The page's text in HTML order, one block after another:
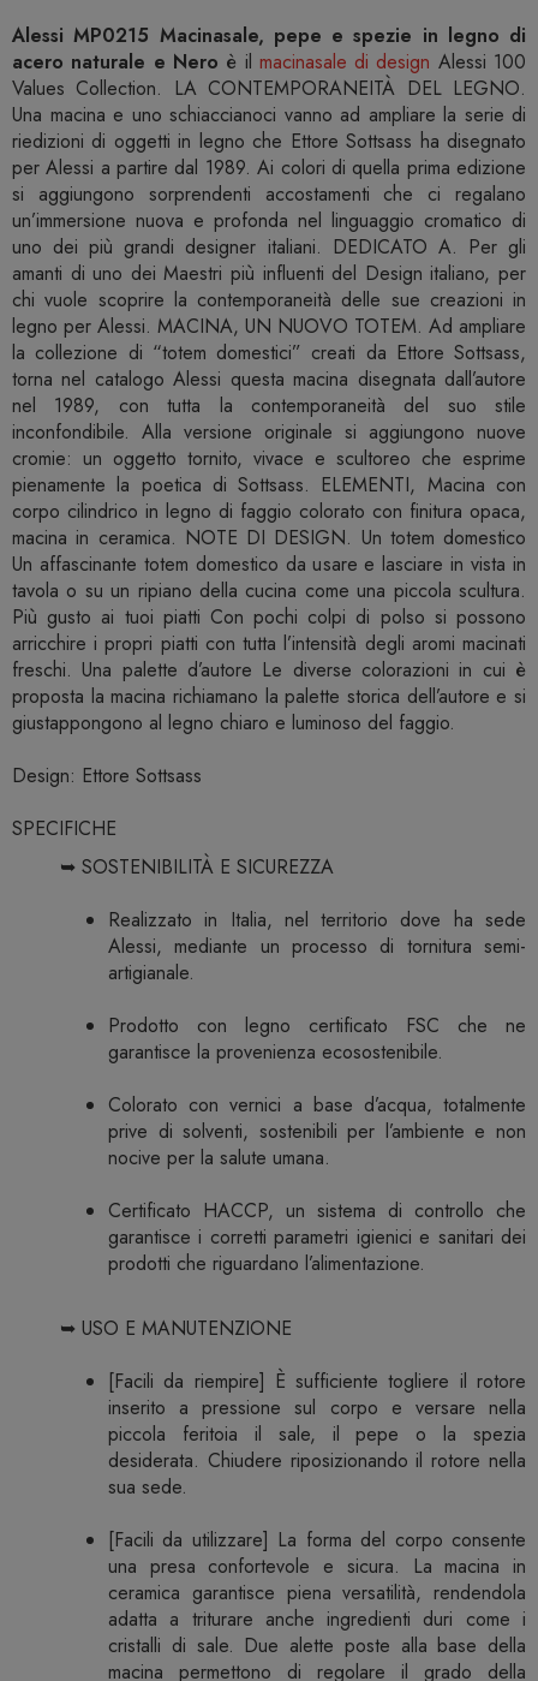
Alessi MP0215 Macinasale, pepe e spezie in legno di
acero naturale e Nero è il macinasale di design Alessi 100
Values Collection. LA CONTEMPORANEITÀ DEL LEGNO.
Una macina e uno schiaccianoci vanno ad ampliare la serie di
riedizioni di oggetti in legno che Ettore Sottsass ha disegnato
per Alessi a partire dal 1989. Ai colori di quella prima edizione
si aggiungono sorprendenti accostamenti che ci regalano
un’immersione nuova e profonda nel linguaggio cromatico di
uno dei più grandi designer italiani. DEDICATO A. Per gli
amanti di uno dei Maestri più influenti del Design italiano, per
chi vuole scoprire la contemporaneità delle sue creazioni in
legno per Alessi. MACINA, UN NUOVO TOTEM. Ad ampliare
la collezione di “totem domestici” creati da Ettore Sottsass,
torna nel catalogo Alessi questa macina disegnata dall’autore
nel 1989, con tutta la contemporaneità del suo stile
inconfondibile. Alla versione originale si aggiungono nuove
cromie: un oggetto tornito, vivace e scultoreo che esprime
pienamente la poetica di Sottsass. ELEMENTI, Macina con
corpo cilindrico in legno di faggio colorato con finitura opaca,
macina in ceramica. NOTE DI DESIGN. Un totem domestico
Un affascinante totem domestico da usare e lasciare in vista in
tavola o su un ripiano della cucina come una piccola scultura.
Più gusto ai tuoi piatti Con pochi colpi di polso si possono
arricchire i propri piatti con tutta l’intensità degli aromi macinati
freschi. Una palette d’autore Le diverse colorazioni in cui è
proposta la macina richiamano la palette storica dell’autore e si
giustappongono al legno chiaro e luminoso del faggio.
Design: Ettore Sottsass
SPECIFICHE
➥ SOSTENIBILITÀ E SICUREZZA
Realizzato in Italia, nel territorio dove ha sede
Alessi, mediante un processo di tornitura semi-
artigianale.
Prodotto con legno certificato FSC che ne
garantisce la provenienza ecosostenibile.
Colorato con vernici a base d’acqua, totalmente
prive di solventi, sostenibili per l’ambiente e non
nocive per la salute umana.
Certificato HACCP, un sistema di controllo che
garantisce i corretti parametri igienici e sanitari dei
prodotti che riguardano l’alimentazione.
➥ USO E MANUTENZIONE
[Facili da riempire] È sufficiente togliere il rotore
inserito a pressione sul corpo e versare nella
piccola feritoia il sale, il pepe o la spezia
desiderata. Chiudere riposizionando il rotore nella
sua sede.
[Facili da utilizzare] La forma del corpo consente
una presa confortevole e sicura. La macina in
ceramica garantisce piena versatilità, rendendola
adatta a triturare anche ingredienti duri come i
cristalli di sale. Due alette poste alla base della
macina permettono di regolare il grado della